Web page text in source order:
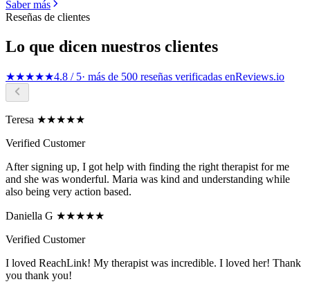
Saber más
Reseñas de clientes
Lo que dicen nuestros clientes
★★★★★4.8 / 5· más de 500 reseñas verificadas enReviews.io
Teresa ★★★★★
Verified Customer
After signing up, I got help with finding the right therapist for me
and she was wonderful. Maria was kind and understanding while
also being very action based.
Daniella G ★★★★★
Verified Customer
I loved ReachLink! My therapist was incredible. I loved her! Thank
you thank you!